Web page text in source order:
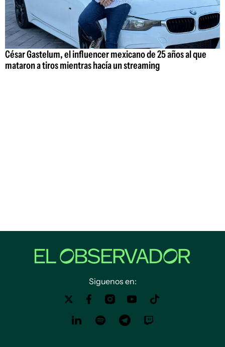
César Gastelum, el influencer mexicano de 25 años al que
mataron a tiros mientras hacía un streaming
Siguenos en: